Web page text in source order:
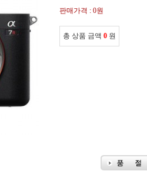
판매가격 : 0원
총 상품 금액 0 원